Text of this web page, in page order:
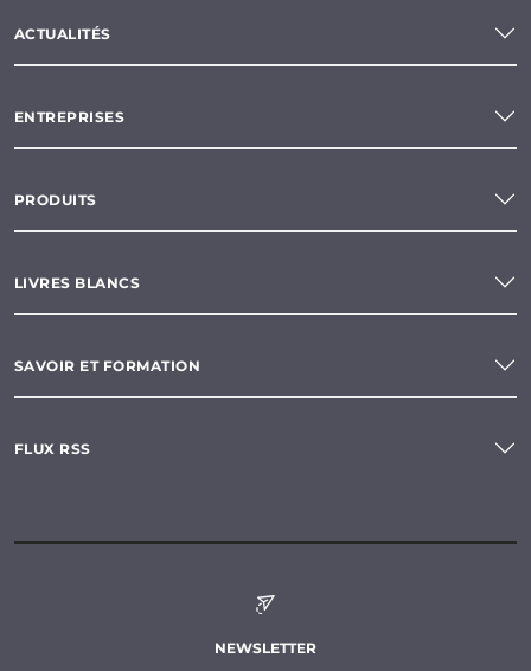
ACTUALITÉS
ENTREPRISES
PRODUITS
LIVRES BLANCS
SAVOIR ET FORMATION
FLUX RSS
NEWSLETTER